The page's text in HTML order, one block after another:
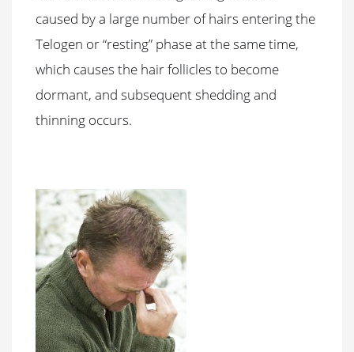
caused by a large number of hairs entering the
Telogen or “resting” phase at the same time,
which causes the hair follicles to become
dormant, and subsequent shedding and
thinning occurs.